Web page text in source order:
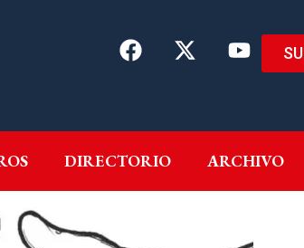
DIRECTORIO ARCHIVO
GENEROS DIRECTORIO